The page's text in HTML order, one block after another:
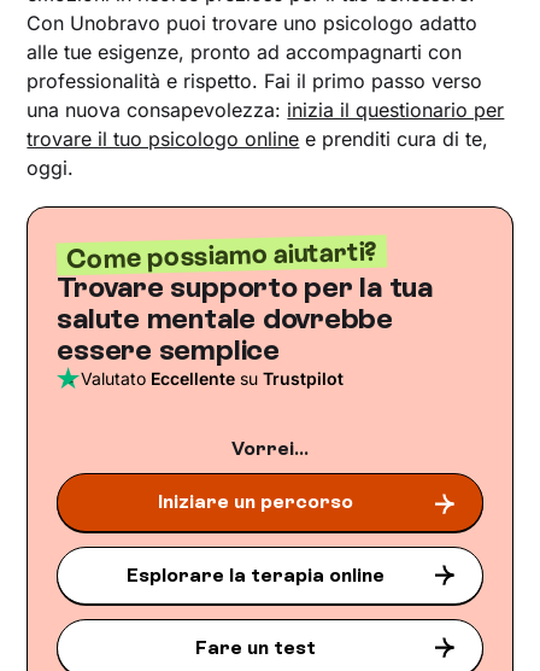
Con Unobravo puoi trovare uno psicologo adatto
alle tue esigenze, pronto ad accompagnarti con
professionalità e rispetto. Fai il primo passo verso
una nuova consapevolezza: inizia il questionario per
trovare il tuo psicologo online e prenditi cura di te,
oggi.
Come possiamo aiutarti?
Trovare supporto per la tua
salute mentale dovrebbe
essere semplice
Valutato Eccellente suTrustpilot
Vorrei...
Iniziare un percorso
Esplorare la terapia online
Fare un test